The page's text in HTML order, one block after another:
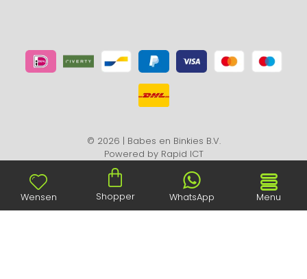
© 2026 | Babes en Binkies B.V.
Powered by Rapid ICT
Wensen Shopper WhatsApp Menu